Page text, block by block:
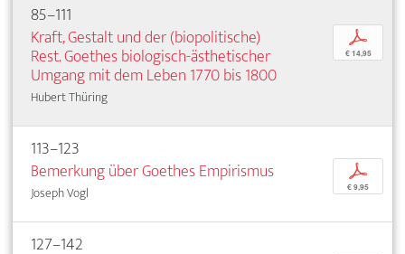
85–111
Kraft, Gestalt und der (biopolitische)
Rest. Goethes biologisch-ästhetischer
Umgang mit dem Leben 1770 bis 1800
Hubert Thüring
p
€ 14,95
113–123
Bemerkung über Goethes Empirismus
Joseph Vogl
p
€ 9,95
127–142